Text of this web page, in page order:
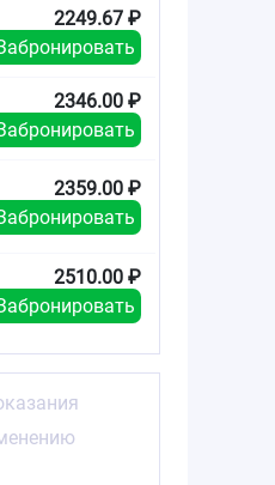
2249.67 ₽
2346.00 ₽
2359.00 ₽
2510.00 ₽